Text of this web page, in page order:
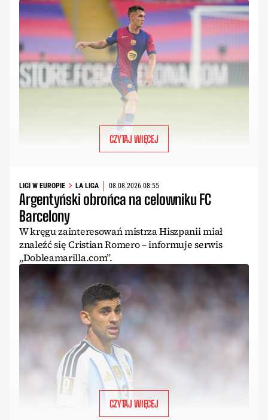
CZYTAJ WIĘCEJ
LIGI W EUROPIE LA LIGA 08.08.2026 08:55
Argentyński obrońca na celowniku FC
Barcelony
W kręgu zainteresowań mistrza Hiszpanii miał
znaleźć się Cristian Romero – informuje serwis
„Dobleamarilla.com”.
CZYTAJ WIĘCEJ